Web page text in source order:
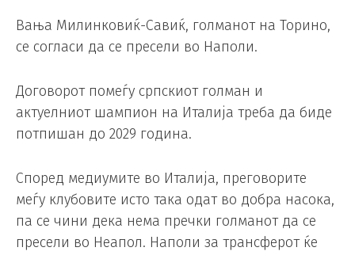
Вања Милинковиќ-Савиќ, голманот на Торино,
се согласи да се пресели во Наполи.
Договорот помеѓу српскиот голман и
актуелниот шампион на Италија треба да биде
потпишан до 2029 година.
Според медиумите во Италија, преговорите
меѓу клубовите исто така одат во добра насока,
па се чини дека нема пречки голманот да се
пресели во Неапол. Наполи за трансферот ќе